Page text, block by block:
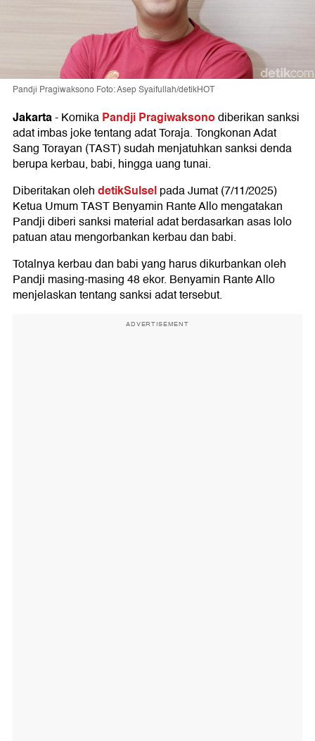
Pandji Pragiwaksono Foto: Asep Syaifullah/detikHOT
Jakarta-KomikaPandji Pragiwaksonodiberikan sanksi
adat imbas joke tentang adat Toraja. Tongkonan Adat
Sang Torayan (TAST) sudah menjatuhkan sanksi denda
berupa kerbau, babi, hingga uang tunai.
Diberitakan olehdetikSulselpada Jumat (7/11/2025)
Ketua Umum TAST Benyamin Rante Allo mengatakan
Pandji diberi sanksi material adat berdasarkan asas lolo
patuan atau mengorbankan kerbau dan babi.
Totalnya kerbau dan babi yang harus dikurbankan oleh
Pandji masing-masing 48 ekor. Benyamin Rante Allo
menjelaskan tentang sanksi adat tersebut.
ADVERTISEMENT